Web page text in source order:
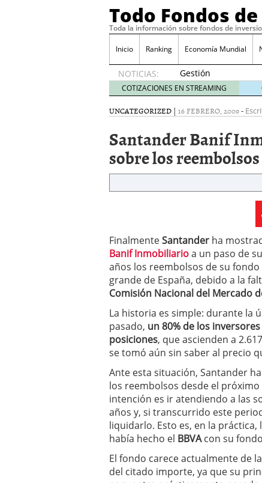
Todo Fondos
Toda la información sobre fondos de
Inicio Ranking Economía Mundial
NOTICIAS:
Gestión
pasiva
contra
gestión
España:
el
debate
debate
Renta variable
quería entrar febrero
La renta fija domina
apostando por la
Los fondos de
no se detiene febrero
Los fondos de
de 450.889 millones
COTIZACIONES EN STREAMING
UNCATEGORIZED | 16 FEBRERO, 2009-
Santander Banif
sobre los reembolsos
FinalmenteSantander ha
Banif Inmobiliarioa un paso de
años los reembolsos de su
grande de España, debido a la
Comisión Nacional del Mercado
La historia es simple: durante la
pasado, un 80% de los
posiciones, que ascienden a
se tomó aún sin saber al precio
Ante esta situación, Santander
los reembolsos desde el
intención es ir atendiendo a las
años y, si transcurrido este
liquidarlo. Esto es, en la práctica,
había hecho el BBVAcon su
El fondo carece actualmente de
del citado importe, ya que su